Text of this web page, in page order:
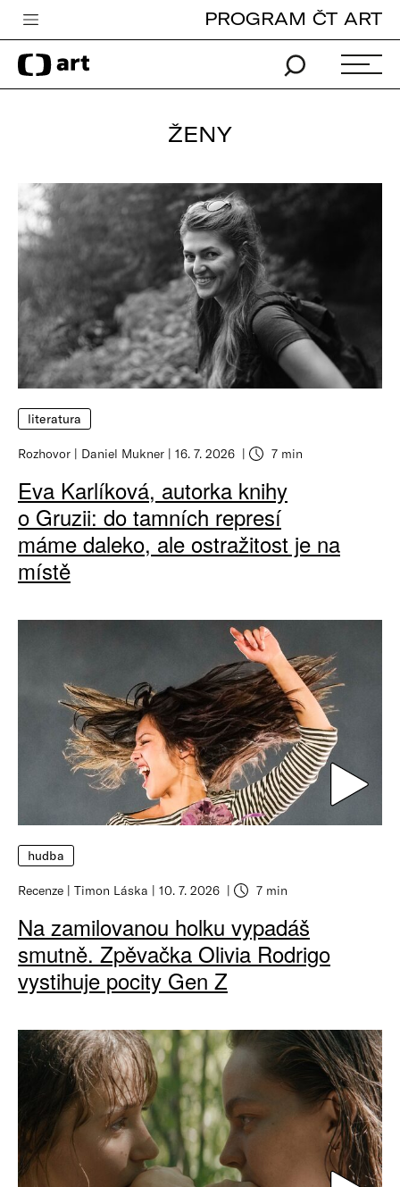
Česká televize
Zpravodajství
TV program
Pro děti
Vše o ČT
PROGRAM ČT ART
ŽENY
literatura
Rozhovor Daniel Mukner 16. 7. 2026 7 min
Eva Karlíková, autorka knihy
o Gruzii: do tamních represí
máme daleko, ale ostražitost je na
místě
hudba
Recenze Timon Láska 10. 7. 2026 7 min
Na zamilovanou holku vypadáš
smutně. Zpěvačka Olivia Rodrigo
vystihuje pocity Gen Z